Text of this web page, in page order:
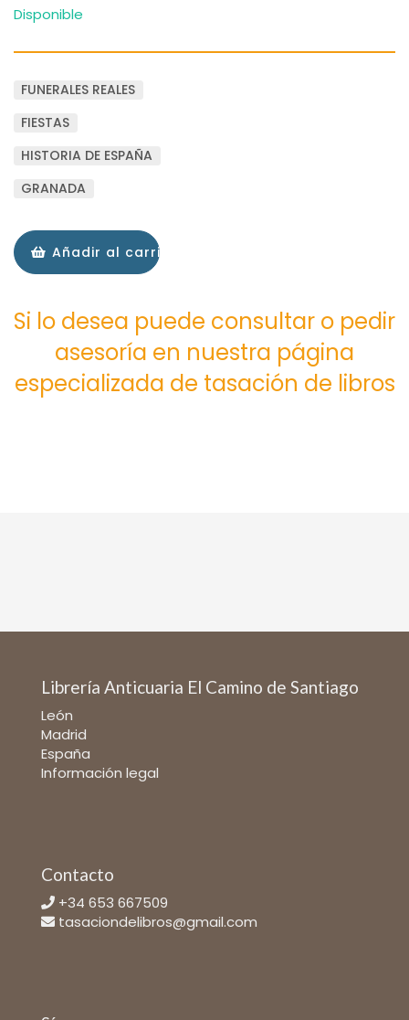
Disponible
FUNERALES REALES
FIESTAS
HISTORIA DE ESPAÑA
GRANADA
Añadir al carrito
Si lo desea puede consultar o pedir
asesoría en nuestra página
especializada de tasación de libros
Librería Anticuaria El Camino de Santiago
León
Madrid
España
Información legal
Contacto
+34 653 667509
tasaciondelibros@gmail.com